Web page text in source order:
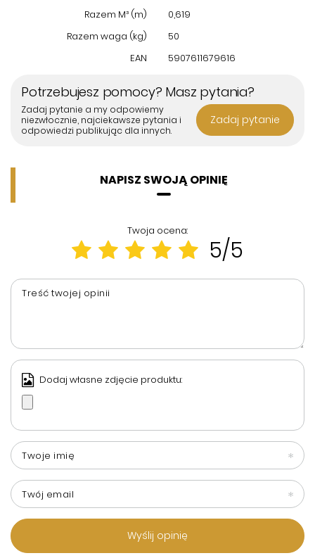
Razem M³ (m)
0,619
Razem waga (kg)
50
EAN
5907611679616
Potrzebujesz pomocy? Masz pytania?
Zadaj pytanie a my odpowiemy
niezwłocznie, najciekawsze pytania i
odpowiedzi publikując dla innych.
Zadaj pytanie
NAPISZ SWOJĄ OPINIĘ
Twoja ocena:
5/5
Treść twojej opinii
Dodaj własne zdjęcie produktu:
Twoje imię
Twój email
Wyślij opinię